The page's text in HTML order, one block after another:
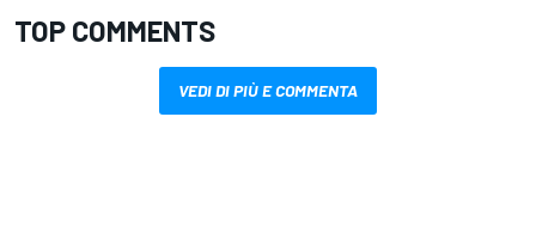
TOP COMMENTS
VEDI DI PIÙ E COMMENTA